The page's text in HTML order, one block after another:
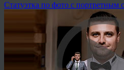
Статуэтка по фото с портретным